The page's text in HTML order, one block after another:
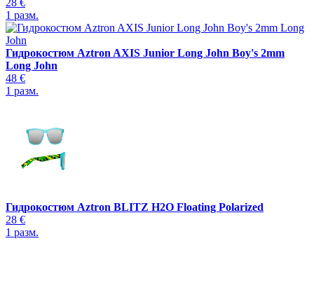
28 €
1 разм.
Гидрокостюм Aztron AXIS Junior Long John Boy's 2mm
Long John
48 €
1 разм.
Гидрокостюм Aztron BLITZ H2O Floating Polarized
28 €
1 разм.